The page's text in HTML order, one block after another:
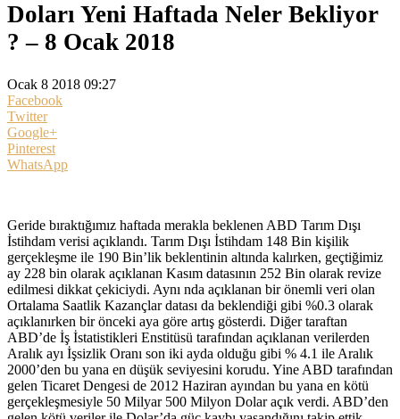
Doları Yeni Haftada Neler Bekliyor
? – 8 Ocak 2018
Ocak 8 2018 09:27
Facebook
Twitter
Google+
Pinterest
WhatsApp
Geride bıraktığımız haftada merakla beklenen ABD Tarım Dışı
İstihdam verisi açıklandı. Tarım Dışı İstihdam 148 Bin kişilik
gerçekleşme ile 190 Bin’lik beklentinin altında kalırken, geçtiğimiz
ay 228 bin olarak açıklanan Kasım datasının 252 Bin olarak revize
edilmesi dikkat çekiciydi. Aynı nda açıklanan bir önemli veri olan
Ortalama Saatlik Kazançlar datası da beklendiği gibi %0.3 olarak
açıklanırken bir önceki aya göre artış gösterdi. Diğer taraftan
ABD’de İş İstatistikleri Enstitüsü tarafından açıklanan verilerden
Aralık ayı İşsizlik Oranı son iki ayda olduğu gibi % 4.1 ile Aralık
2000’den bu yana en düşük seviyesini korudu. Yine ABD tarafından
gelen Ticaret Dengesi de 2012 Haziran ayından bu yana en kötü
gerçekleşmesiyle 50 Milyar 500 Milyon Dolar açık verdi. ABD’den